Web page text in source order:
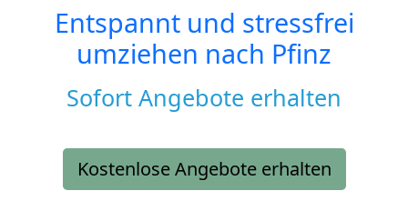
Entspannt und stressfrei
umziehen nach Pfinz
Sofort Angebote erhalten
Kostenlose Angebote erhalten